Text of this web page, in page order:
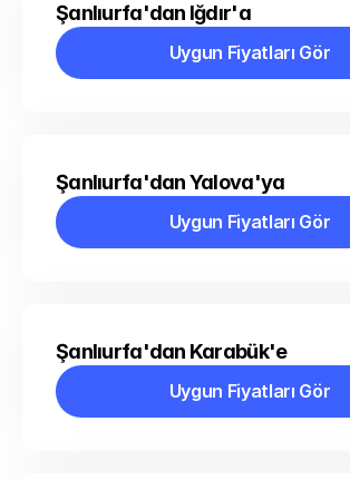
Şanlıurfa'dan Iğdır'a
Uygun Fiyatları Gör
Uygun Fiyatları Gör
Şanlıurfa'dan Yalova'ya
Uygun Fiyatları Gör
Uygun Fiyatları Gör
Şanlıurfa'dan Karabük'e
Uygun Fiyatları Gör
Uygun Fiyatları Gör